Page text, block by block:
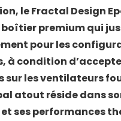
leFractal Design
boîtier premium qui
pour les
à condition
sur les ventilateurs
atout réside dans
ses performances